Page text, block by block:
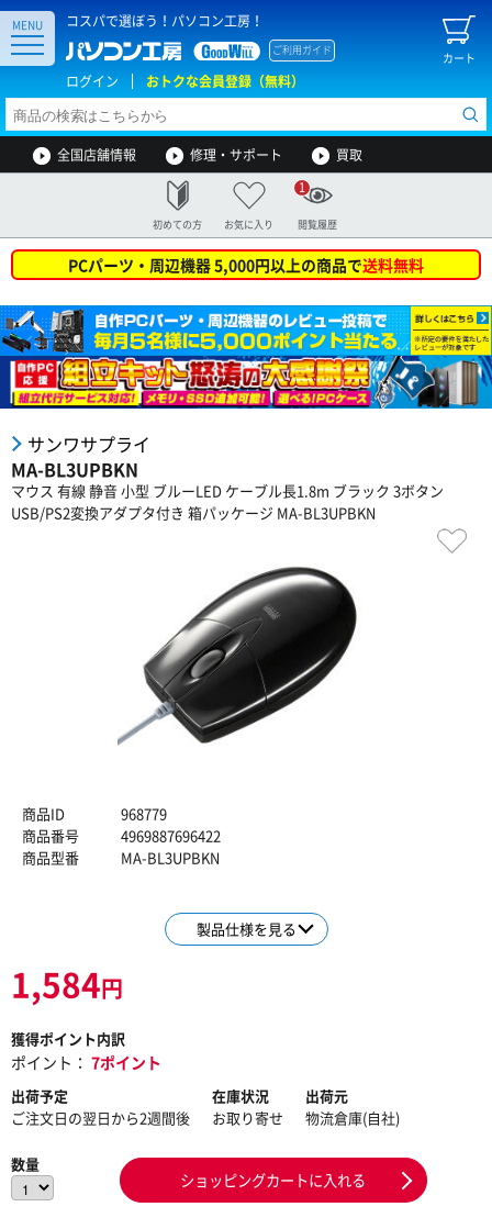
コスパで選ぼう！パソコン工房！
カート
ご利用ガイド
ログイン おトクな会員登録（無料）
MENU
全国店舗情報 修理・サポート 買取
初めての方 お気に入り 閲覧履歴
1
PCパーツ・周辺機器 5,000円以上の商品で送料無料
サンワサプライ
MA-BL3UPBKN
マウス 有線 静音 小型 ブルーLED ケーブル長1.8m ブラック 3ボタン
USB/PS2変換アダプタ付き 箱パッケージ MA-BL3UPBKN
商品ID
968779
商品番号
4969887696422
商品型番
MA-BL3UPBKN
製品仕様を見る
1,584円
獲得ポイント内訳
ポイント： 7ポイント
出荷予定
ご注文日の翌日から2週間後
在庫状況
お取り寄せ
出荷元
物流倉庫(自社)
数量
ショッピングカートに入れる